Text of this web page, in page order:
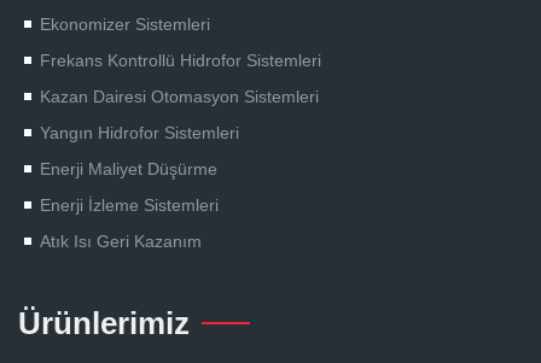
Ekonomizer Sistemleri
Frekans Kontrollü Hidrofor Sistemleri
Kazan Dairesi Otomasyon Sistemleri
Yangın Hidrofor Sistemleri
Enerji Maliyet Düşürme
Enerji İzleme Sistemleri
Atık Isı Geri Kazanım
Ürünlerimiz